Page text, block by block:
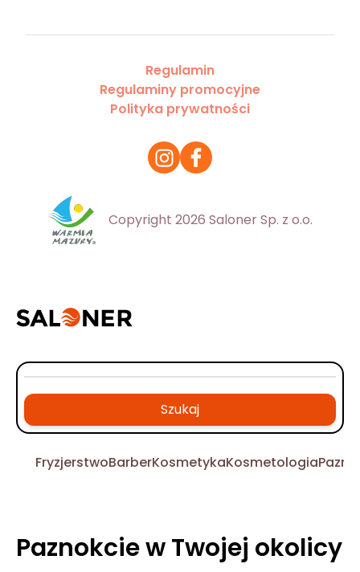
Regulamin
Regulaminy promocyjne
Polityka prywatności
Copyright 2026 Saloner Sp. z o.o.
Szukaj
FryzjerstwoBarberKosmetykaKosmetologia
Paznokcie w Twojej okolicy